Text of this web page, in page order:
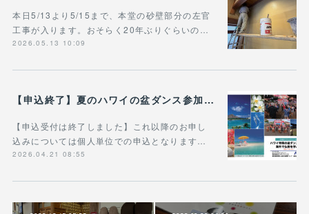
本日5/13より5/15まで、本堂の砂壁部分の左官
工事が入ります。おそらく20年ぶりぐらいの…
2026.05.13 10:09
【申込終了】夏のハワイの盆ダンス参加ツアー
【申込受付は終了しました】これ以降のお申し
込みについては個人単位での申込となります…
2026.04.21 08:55